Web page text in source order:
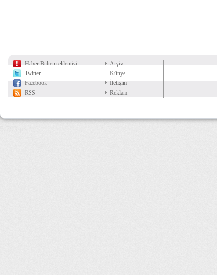
Haber Bülteni eklentisi
Twitter
Facebook
RSS
Arşiv
Künye
İletişim
Reklam